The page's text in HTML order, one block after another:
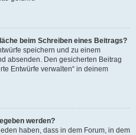
beim Schreiben eines Beitrags?
speichern und zu einem
absenden. Den gesicherten Beitrag
Entwürfe verwalten“ in deinem
werden?
haben, dass in dem Forum, in dem